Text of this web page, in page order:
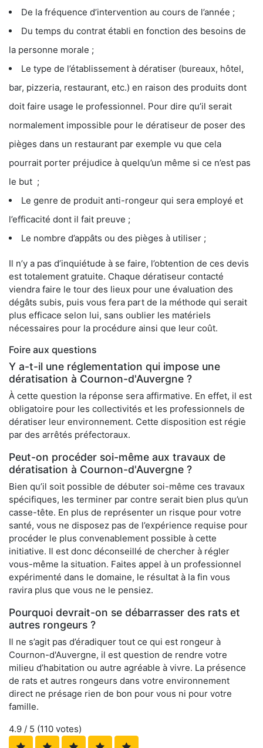
De la fréquence d’intervention au cours de l’année ;
Du temps du contrat établi en fonction des besoins de
la personne morale ;
Le type de l’établissement à dératiser (bureaux, hôtel,
bar, pizzeria, restaurant, etc.) en raison des produits dont
doit faire usage le professionnel. Pour dire qu’il serait
normalement impossible pour le dératiseur de poser des
pièges dans un restaurant par exemple vu que cela
pourrait porter préjudice à quelqu’un même si ce n’est pas
le but ;
Le genre de produit anti-rongeur qui sera employé et
l’efficacité dont il fait preuve ;
Le nombre d’appâts ou des pièges à utiliser ;
Il n’y a pas d’inquiétude à se faire, l’obtention de ces devis
est totalement gratuite. Chaque dératiseur contacté
viendra faire le tour des lieux pour une évaluation des
dégâts subis, puis vous fera part de la méthode qui serait
plus efficace selon lui, sans oublier les matériels
nécessaires pour la procédure ainsi que leur coût.
Foire aux questions
Y a-t-il une réglementation qui impose une
dératisation à Cournon-d'Auvergne ?
À cette question la réponse sera affirmative. En effet, il est
obligatoire pour les collectivités et les professionnels de
dératiser leur environnement. Cette disposition est régie
par des arrêtés préfectoraux.
Peut-on procéder soi-même aux travaux de
dératisation à Cournon-d'Auvergne ?
Bien qu’il soit possible de débuter soi-même ces travaux
spécifiques, les terminer par contre serait bien plus qu’un
casse-tête. En plus de représenter un risque pour votre
santé, vous ne disposez pas de l’expérience requise pour
procéder le plus convenablement possible à cette
initiative. Il est donc déconseillé de chercher à régler
vous-même la situation. Faites appel à un professionnel
expérimenté dans le domaine, le résultat à la fin vous
ravira plus que vous ne le pensiez.
Pourquoi devrait-on se débarrasser des rats et
autres rongeurs ?
Il ne s’agit pas d’éradiquer tout ce qui est rongeur à
Cournon-d'Auvergne, il est question de rendre votre
milieu d’habitation ou autre agréable à vivre. La présence
de rats et autres rongeurs dans votre environnement
direct ne présage rien de bon pour vous ni pour votre
famille.
4.9 / 5 (110 votes)